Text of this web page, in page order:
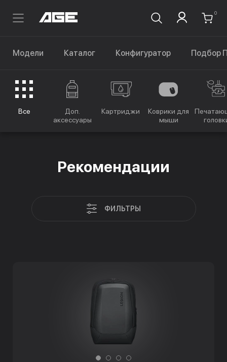
0
Модели Каталог Конфигуратор Подбор
Все
Доп.
аксессуары
Картриджи
Коврики для
мыши
Рекомендации
ФИЛЬТРЫ